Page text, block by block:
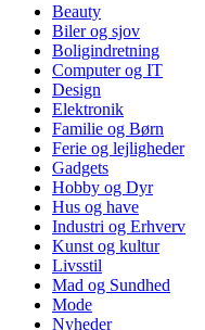
Beauty
Biler og sjov
Boligindretning
Computer og IT
Design
Elektronik
Familie og Børn
Ferie og lejligheder
Gadgets
Hobby og Dyr
Hus og have
Industri og Erhverv
Kunst og kultur
Livsstil
Mad og Sundhed
Mode
Nyheder